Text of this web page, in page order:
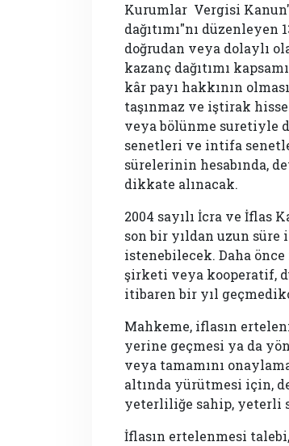
Kurumlar Vergisi
dağıtımı"nı
doğrudan veya dolaylı
kazanç dağıtımı
kâr payı hakkının
taşınmaz ve iştirak
veya bölünme suretiyle
senetleri ve intifa
sürelerinin hesabında,
dikkate alınacak.
2004 sayılı İcra ve İflas
son bir yıldan uzun
istenebilecek. Daha
şirketi veya kooperatif,
itibaren bir yıl
Mahkeme, iflasın
yerine geçmesi ya da
veya tamamını
altında yürütmesi için,
yeterliliğe sahip, yeterli
İflasın ertelenmesi